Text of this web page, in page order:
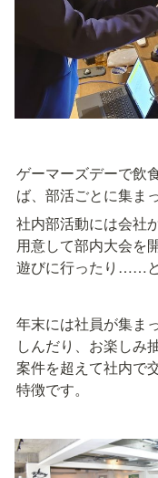
ゲーマーズデーで飲
ば、部活ごとに集ま
社内部活動には会社
用意して部内大会を
遊びに行ったり……と
年末には社員が集ま
しんだり、お楽し
案件を超えて社内で
特徴です。